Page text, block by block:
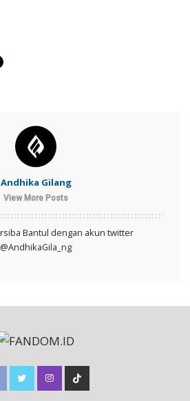
Andhika Gilang
View More Posts
Bantul dengan akun twitter
@AndhikaGila_ng